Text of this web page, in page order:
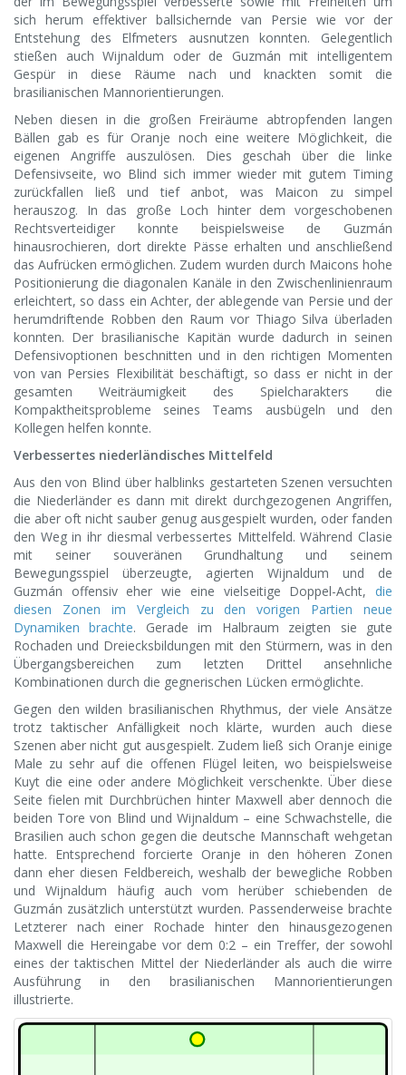
sich herum effektiver ballsichernde van Persie wie vor der
Entstehung des Elfmeters ausnutzen konnten. Gelegentlich
stießen auch Wijnaldum oder de Guzmán mit intelligentem
Gespür in diese Räume nach und knackten somit die
brasilianischen Mannorientierungen.
Neben diesen in die großen Freiräume abtropfenden langen
Bällen gab es für Oranje noch eine weitere Möglichkeit, die
eigenen Angriffe auszulösen. Dies geschah über die linke
Defensivseite, wo Blind sich immer wieder mit gutem Timing
zurückfallen ließ und tief anbot, was Maicon zu simpel
herauszog. In das große Loch hinter dem vorgeschobenen
Rechtsverteidiger konnte beispielsweise de Guzmán
hinausrochieren, dort direkte Pässe erhalten und anschließend
das Aufrücken ermöglichen. Zudem wurden durch Maicons hohe
Positionierung die diagonalen Kanäle in den Zwischenlinienraum
erleichtert, so dass ein Achter, der ablegende van Persie und der
herumdriftende Robben den Raum vor Thiago Silva überladen
konnten. Der brasilianische Kapitän wurde dadurch in seinen
Defensivoptionen beschnitten und in den richtigen Momenten
von van Persies Flexibilität beschäftigt, so dass er nicht in der
gesamten Weiträumigkeit des Spielcharakters die
Kompaktheitsprobleme seines Teams ausbügeln und den
Kollegen helfen konnte.
Verbessertes niederländisches Mittelfeld
Aus den von Blind über halblinks gestarteten Szenen versuchten
die Niederländer es dann mit direkt durchgezogenen Angriffen,
die aber oft nicht sauber genug ausgespielt wurden, oder fanden
den Weg in ihr diesmal verbessertes Mittelfeld. Während Clasie
mit seiner souveränen Grundhaltung und seinem
Bewegungsspiel überzeugte, agierten Wijnaldum und de
Guzmán offensiv eher wie eine vielseitige Doppel-Acht, die
diesen Zonen im Vergleich zu den vorigen Partien neue
Dynamiken brachte. Gerade im Halbraum zeigten sie gute
Rochaden und Dreiecksbildungen mit den Stürmern, was in den
Übergangsbereichen zum letzten Drittel ansehnliche
Kombinationen durch die gegnerischen Lücken ermöglichte.
Gegen den wilden brasilianischen Rhythmus, der viele Ansätze
trotz taktischer Anfälligkeit noch klärte, wurden auch diese
Szenen aber nicht gut ausgespielt. Zudem ließ sich Oranje einige
Male zu sehr auf die offenen Flügel leiten, wo beispielsweise
Kuyt die eine oder andere Möglichkeit verschenkte. Über diese
Seite fielen mit Durchbrüchen hinter Maxwell aber dennoch die
beiden Tore von Blind und Wijnaldum – eine Schwachstelle, die
Brasilien auch schon gegen die deutsche Mannschaft wehgetan
hatte. Entsprechend forcierte Oranje in den höheren Zonen
dann eher diesen Feldbereich, weshalb der bewegliche Robben
und Wijnaldum häufig auch vom herüber schiebenden de
Guzmán zusätzlich unterstützt wurden. Passenderweise brachte
Letzterer nach einer Rochade hinter den hinausgezogenen
Maxwell die Hereingabe vor dem 0:2 – ein Treffer, der sowohl
eines der taktischen Mittel der Niederländer als auch die wirre
Ausführung in den brasilianischen Mannorientierungen
illustrierte.